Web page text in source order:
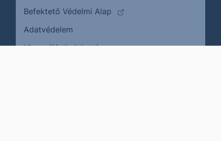
Befektető Védelmi Alap
(külső oldalra ugrik)
Adatvédelem
Visszaélés bejelentése(külső oldalra ugrik)